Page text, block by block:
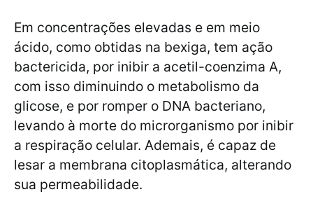
Em concentrações elevadas e em meio
ácido, como obtidas na bexiga, tem ação
bactericida, por inibir a acetil-coenzima A,
com isso diminuindo o metabolismo da
glicose, e por romper o DNA bacteriano,
levando à morte do microrganismo por inibir
a respiração celular. Ademais, é capaz de
lesar a membrana citoplasmática, alterando
sua permeabilidade.